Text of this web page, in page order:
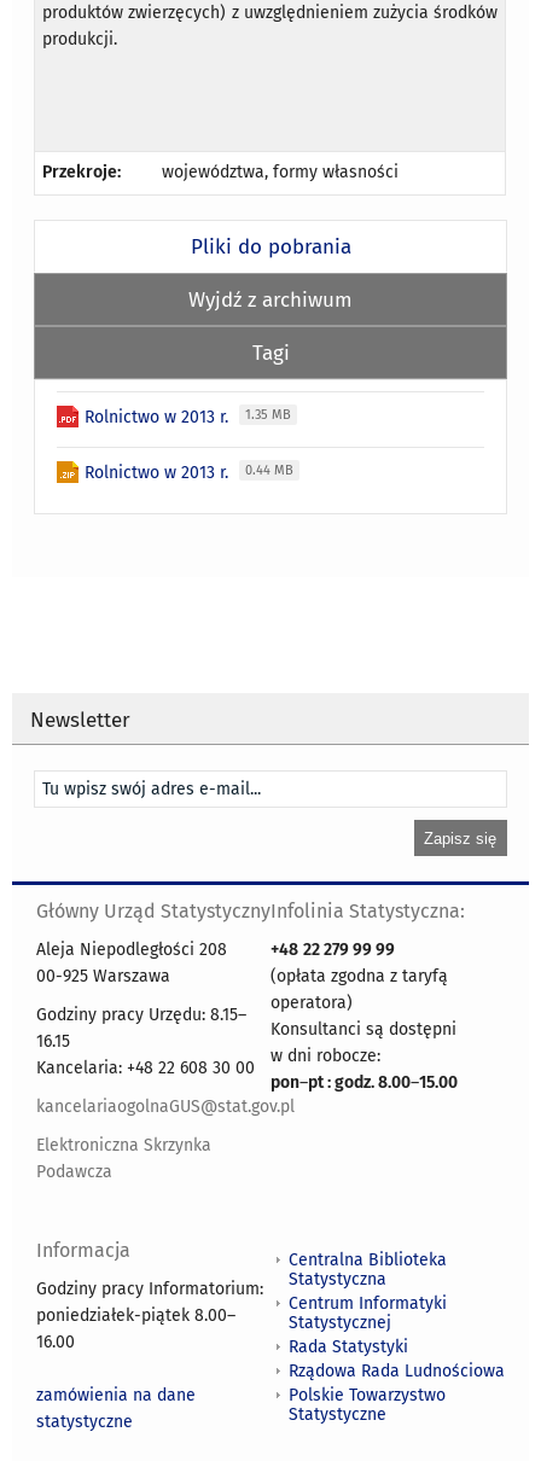
produktów zwierzęcych) z uwzględnieniem zużycia środków
produkcji.
Przekroje: województwa, formy własności
Pliki do pobrania
Wyjdź z archiwum
Tagi
Rolnictwo w 2013 r. 1.35 MB
Rolnictwo w 2013 r. 0.44 MB
Newsletter
Główny Urząd Statystyczny
Aleja Niepodległości 208
00-925 Warszawa
Godziny pracy Urzędu: 8.15–
16.15
Kancelaria: +48 22 608 30 00
kancelariaogolnaGUS@stat.gov.pl
Elektroniczna Skrzynka
Podawcza
Infolinia Statystyczna:
+48 22 279 99 99
(opłata zgodna z taryfą
operatora)
Konsultanci są dostępni
w dni robocze:
pon–pt : godz. 8.00–15.00
Informacja
Godziny pracy Informatorium:
poniedziałek-piątek 8.00–
16.00
zamówienia na dane
statystyczne
Centralna Biblioteka
Statystyczna
Centrum Informatyki
Statystycznej
Rada Statystyki
Rządowa Rada Ludnościowa
Polskie Towarzystwo
Statystyczne